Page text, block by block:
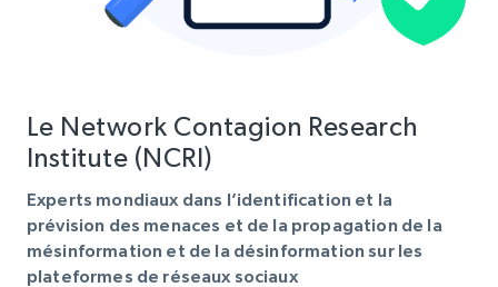
Le Network Contagion Research
Institute (NCRI)
Experts mondiaux dans l’identification et la
prévision des menaces et de la propagation de la
mésinformation et de la désinformation sur les
plateformes de réseaux sociaux